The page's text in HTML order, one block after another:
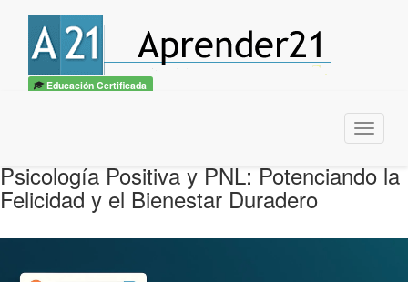
Educación Certificada
Menu
Psicología Positiva y PNL: Potenciando la
Felicidad y el Bienestar Duradero